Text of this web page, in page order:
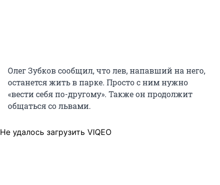
Олег Зубков сообщил, что лев, напавший на него,
останется жить в парке. Просто с ним нужно
«вести себя по-другому». Также он продолжит
общаться со львами.
Не удалось загрузить VIQEO